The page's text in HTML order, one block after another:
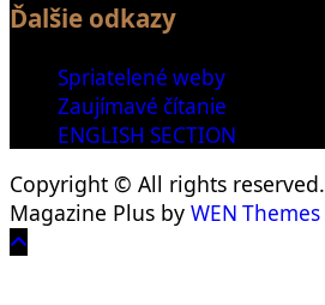
Ďalšie odkazy
Spriatelené weby
Zaujímavé čítanie
ENGLISH SECTION
Copyright © All rights reserved.
Magazine Plus by WEN Themes